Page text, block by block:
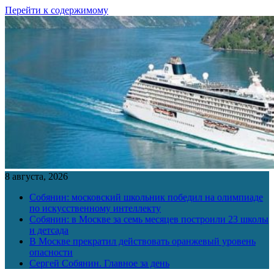
Перейти к содержимому
8 августа, 2026
Собянин: московский школьник победил на олимпиаде
по искусственному интеллекту
Собянин: в Москве за семь месяцев построили 23 школы
и детсада
В Москве прекратил действовать оранжевый уровень
опасности
Сергей Собянин. Главное за день